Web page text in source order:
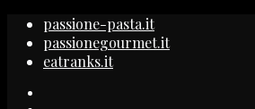
passione-pasta.it
passionegourmet.it
eatranks.it